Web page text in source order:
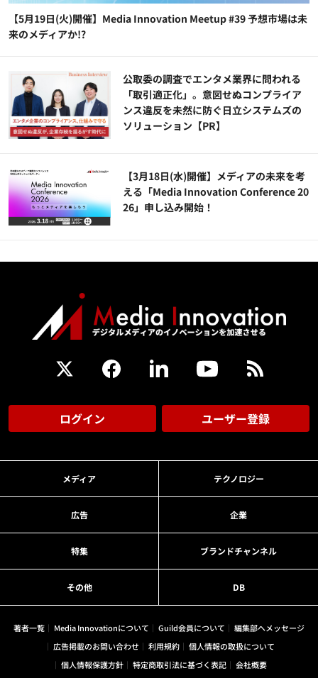
【5月19日(火)開催】Media Innovation Meetup #39 予想市場は未
来のメディアか!?
公​​取委の調査でエンタメ業界に問われる
「取引適正化」。意図せぬコンプライア
ンス違反を未然に防ぐ日立システムズの
ソリューション​【PR】
【3月18日(水)開催】メディアの未来を考
える「Media Innovation Conference 20
26」申し込み開始！
ログイン ユーザー登録
メディア テクノロジー
広告 企業
特集 ブランドチャンネル
その他 DB
著者一覧 Media Innovationについて Guild会員について
編集部へメッセージ
広告掲載のお問い合わせ
利用規約
個人情報の取扱について
個人情報保護方針
特定商取引法に基づく表記
会社概要